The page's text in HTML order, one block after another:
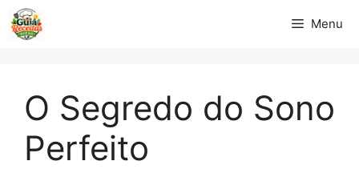
Pular
para
Menu
O Segredo do Sono
Perfeito